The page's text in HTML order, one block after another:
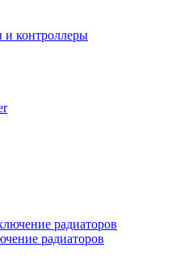
и контроллеры
радиаторов